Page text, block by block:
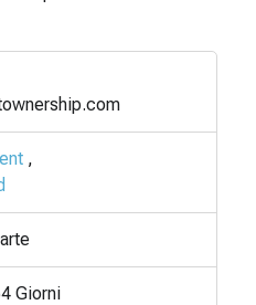
,
Giorni